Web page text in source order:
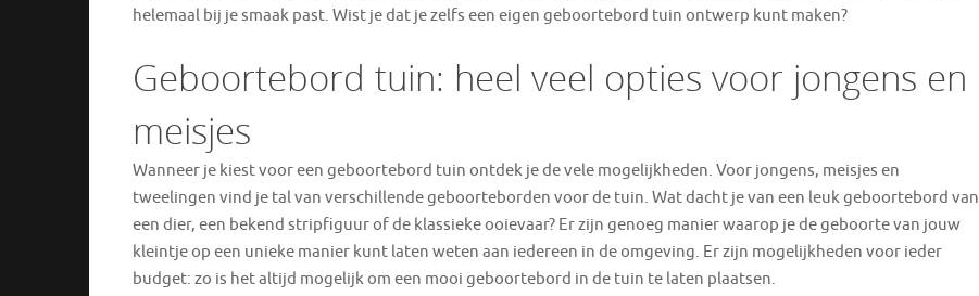
helemaal bij je smaak past. Wist je dat je zelfs een eigen geboortebord tuin ontwerp kunt maken?
Geboortebord tuin: heel veel opties voor jongens en
meisjes
Wanneer je kiest voor een geboortebord tuin ontdek je de vele mogelijkheden. Voor jongens, meisjes en
tweelingen vind je tal van verschillende geboorteborden voor de tuin. Wat dacht je van een leuk geboortebord van
een dier, een bekend stripfiguur of de klassieke ooievaar? Er zijn genoeg manier waarop je de geboorte van jouw
kleintje op een unieke manier kunt laten weten aan iedereen in de omgeving. Er zijn mogelijkheden voor ieder
budget: zo is het altijd mogelijk om een mooi geboortebord in de tuin te laten plaatsen.